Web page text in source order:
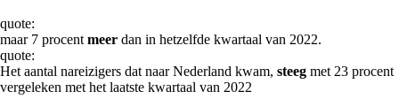
quote:
maar 7 procent meer dan in hetzelfde kwartaal van 2022.
quote:
Het aantal nareizigers dat naar Nederland kwam, steeg met 23 procent
vergeleken met het laatste kwartaal van 2022